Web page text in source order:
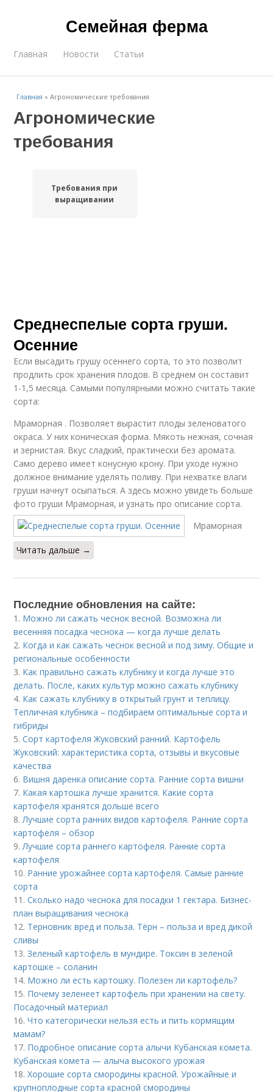
Семейная ферма
Главная Новости Статьи
Главная »Агрономические требования
Агрономические
требования
Требования при
выращивании
Среднеспелые сорта груши.
Осенние
Если высадить грушу осеннего сорта, то это позволит
продлить срок хранения плодов. В среднем он составит
1-1,5 месяца. Самыми популярными можно считать такие
сорта:
Мраморная . Позволяет вырастит плоды зеленоватого
окраса. У них коническая форма. Мякоть нежная, сочная
и зернистая. Вкус сладкий, практически без аромата.
Само дерево имеет конусную крону. При уходе нужно
должное внимание уделять поливу. При нехватке влаги
груши начнут осыпаться. А здесь можно увидеть больше
фото груши Мраморная, и узнать про описание сорта.
Мраморная
Читать дальше →
Последние обновления на сайте:
1. Можно ли сажать чеснок весной. Возможна ли
весенняя посадка чеснока — когда лучше делать
2. Когда и как сажать чеснок весной и под зиму. Общие и
региональные особенности
3. Как правильно сажать клубнику и когда лучше это
делать. После, каких культур можно сажать клубнику
4. Как сажать клубнику в открытый грунт и теплицу.
Тепличная клубника – подбираем оптимальные сорта и
гибриды
5.Сорт картофеля Жуковский ранний. Картофель
Жуковский: характеристика сорта, отзывы и вкусовые
качества
6. Вишня даренка описание сорта. Ранние сорта вишни
7. Какая картошка лучше хранится. Какие сорта
картофеля хранятся дольше всего
8.Лучшие сорта ранних видов картофеля. Ранние сорта
картофеля – обзор
9.Лучшие сорта раннего картофеля. Ранние сорта
картофеля
10. Ранние урожайнее сорта картофеля. Самые ранние
сорта
11.Сколько надо чеснока для посадки 1 гектара. Бизнес-
план выращивания чеснока
12. Терновник вред и польза. Тёрн – польза и вред дикой
сливы
13.Зеленый картофель в мундире. Токсин в зеленой
картошке – соланин
14. Можно ли есть картошку. Полезен ли картофель?
15. Почему зеленеет картофель при хранении на свету.
Посадочный материал
16.Что категорически нельзя есть и пить кормящим
мамам?
17. Подробное описание сорта алычи Кубанская комета.
Кубанская комета — алыча высокого урожая
18.Хорошие сорта смородины красной. Урожайные и
крупноплодные сорта красной смородины